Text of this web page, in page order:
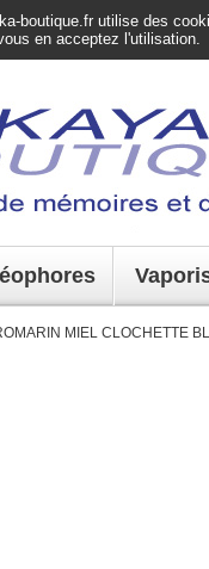
boutique.fr utilise des
en acceptez l'utilisation.
MIEL CLOCHETTE